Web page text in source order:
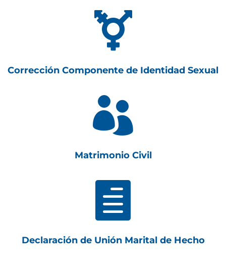

Corrección Componente de Identidad Sexual

Matrimonio Civil

Declaración de Unión Marital de Hecho